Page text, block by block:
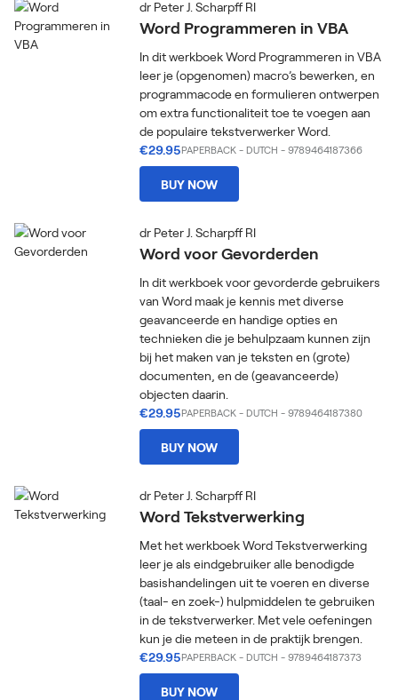
dr Peter J. Scharpff RI
Word Programmeren in VBA
In dit werkboek Word Programmeren in VBA
leer je (opgenomen) macro’s bewerken, en
programmacode en formulieren ontwerpen
om extra functionaliteit toe te voegen aan
de populaire tekstverwerker Word.
€29.95PAPERBACK - DUTCH - 9789464187366
BUY NOW
dr Peter J. Scharpff RI
Word voor Gevorderden
In dit werkboek voor gevorderde gebruikers
van Word maak je kennis met diverse
geavanceerde en handige opties en
technieken die je behulpzaam kunnen zijn
bij het maken van je teksten en (grote)
documenten, en de (geavanceerde)
objecten daarin.
€29.95PAPERBACK - DUTCH - 9789464187380
BUY NOW
dr Peter J. Scharpff RI
Word Tekstverwerking
Met het werkboek Word Tekstverwerking
leer je als eindgebruiker alle benodigde
basishandelingen uit te voeren en diverse
(taal- en zoek-) hulpmiddelen te gebruiken
in de tekstverwerker. Met vele oefeningen
kun je die meteen in de praktijk brengen.
€29.95PAPERBACK - DUTCH - 9789464187373
BUY NOW